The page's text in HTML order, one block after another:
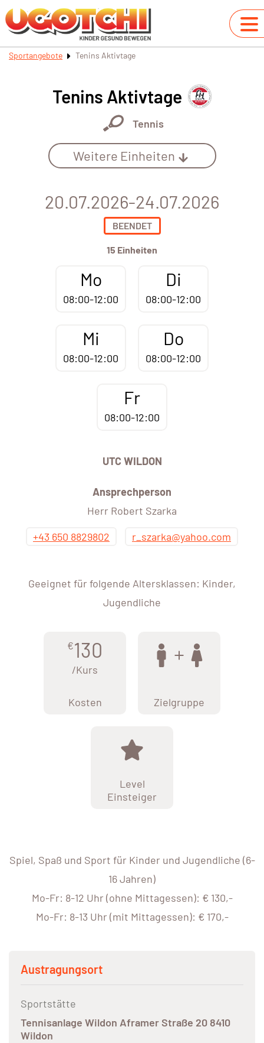
Sportangebote Tenins Aktivtage
Tenins Aktivtage
Tennis
Weitere Einheiten
20.07.2026-24.07.2026
BEENDET
15 Einheiten
Mo
08:00-12:00
Di
08:00-12:00
Mi
08:00-12:00
Do
08:00-12:00
Fr
08:00-12:00
UTC WILDON
Ansprechperson
Herr Robert Szarka
+43 650 8829802
r_szarka@yahoo.com
Geeignet für folgende Altersklassen: Kinder,
Jugendliche
€130
/Kurs
Kosten Zielgruppe
Level
Einsteiger
Spiel, Spaß und Sport für Kinder und Jugendliche (6-
16 Jahren)
Mo-Fr: 8-12 Uhr (ohne Mittagessen): € 130,-
Mo-Fr: 8-13 Uhr (mit Mittagessen): € 170,-
Austragungsort
Sportstätte
Tennisanlage Wildon Aframer Straße 20 8410
Wildon